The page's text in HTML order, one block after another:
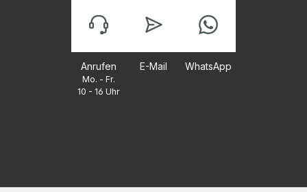
Anrufen
Mo. - Fr.
10 - 16 Uhr
E-Mail WhatsApp